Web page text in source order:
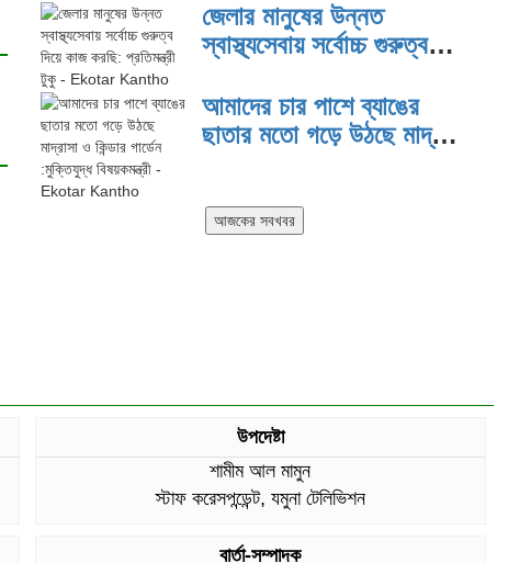
জেলার মানুষের উন্নত
স্বাস্থ্যসেবায় সর্বোচ্চ গুরুত্ব
আমাদের চার পাশে ব্যাঙের
ছাতার মতো গড়ে উঠছে মাদ্রাসা
উপদেষ্টা
শামীম আল মামুন
স্টাফ করেসপন্ডেন্ট, যমুনা টেলিভিশন
বার্তা-সম্পাদক